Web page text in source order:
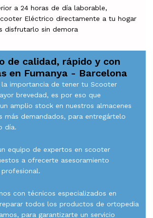
a 24 horas de día laborable,
Eléctrico directamente a tu hogar
disfrutarlo sin demora
de calidad, rápido y con
en Fumanya - Barcelona
la importancia de tener tu Scooter
brevedad, es por eso que
amplio stock en nuestros almacenes
más demandados, para entregártelo
día.
equipo de expertos en scooter
a ofrecerte asesoramiento
con técnicos especializados en
todos los productos de ortopedia
para garantizarte un servicio